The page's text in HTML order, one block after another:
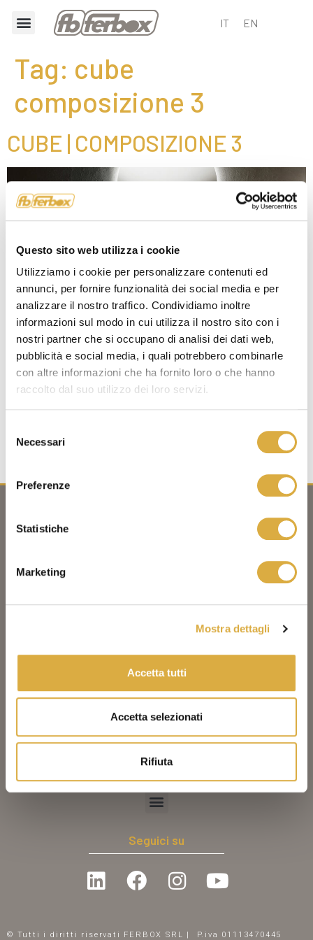
Questo sito web utilizza i cookie
Utilizziamo i cookie per personalizzare contenuti ed
annunci, per fornire funzionalità dei social media e per
analizzare il nostro traffico. Condividiamo inoltre
informazioni sul modo in cui utilizza il nostro sito con i
nostri partner che si occupano di analisi dei dati web,
pubblicità e social media, i quali potrebbero combinarle
con altre informazioni che ha fornito loro o che hanno
raccolto dal suo utilizzo dei loro servizi.
delNecessari
Preferenze
Statistiche
Marketing
Mostra dettagli
Accetta tutti
Accetta selezionati
Rifiuta
IT EN
Tag: cube
composizione 3
CUBE | COMPOSIZIONE 3
Struttura porta lavabo sospesa L.90xP.45xH.37cm grigio
Predisposizione rubinetteria da parete o da piano. Download
schema allacci DIMENSIONI DISPONIBILI: L. 80 x P.45 x H.37 cm
63900 Fermo (FM) – Italia
Prodotti
Note legali
Seguici su
© Tutti i diritti riservati FERBOX SRL | P.iva 01113470445